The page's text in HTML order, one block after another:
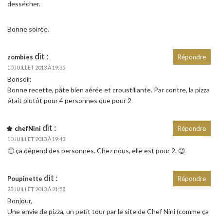
dessécher.
Bonne soirée.
zombies dit :
10 JUILLET 2013 À 19:35
Bonsoir,
Bonne recette, pâte bien aérée et croustillante. Par contre, la pizza
était plutôt pour 4 personnes que pour 2.
Répondre
chefNini dit :
10 JUILLET 2013 À 19:43
🙂 ça dépend des personnes. Chez nous, elle est pour 2. 😉
Répondre
Poupinette dit :
23 JUILLET 2013 À 21:58
Bonjour,
Une envie de pizza, un petit tour par le site de Chef Nini (comme ça
Répondre